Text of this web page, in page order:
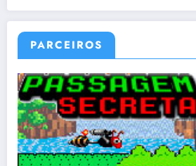
PARCEIROS